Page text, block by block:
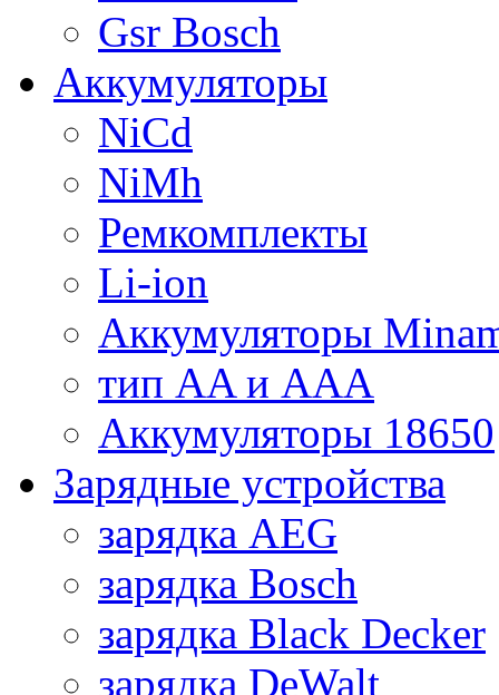
Gsr Bosch
Аккумуляторы
NiCd
NiMh
Ремкомплекты
Li-ion
Аккумуляторы
тип AA и AAA
Аккумуляторы 18650
Зарядные устройства
зарядка AEG
зарядка Bosch
зарядка Black Decker
зарядка DeWalt